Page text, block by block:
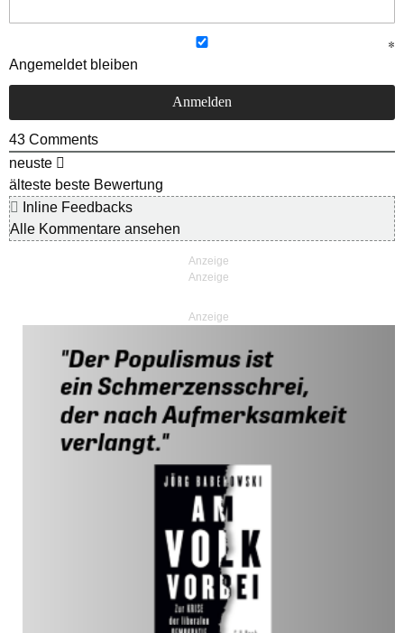
Angemeldet bleiben
43 Comments
neuste
älteste beste Bewertung
Inline Feedbacks
Alle Kommentare ansehen
Anzeige